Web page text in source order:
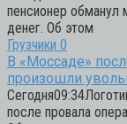
пенсионер обманул
денег. Об этом
Грузчики 0
В «Моссаде»
произошли
после провала